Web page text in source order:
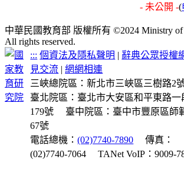
- 未公開 -(
中華民國教育部 版權所有 ©2024 Ministry of
All rights reserved.
::: 個資法及隱私聲明 | 辭典公眾授權
見交流 |網網相連
三峽總院區：新北市三峽區三樹路2
臺北院區：臺北市大安區和平東路一
179號
臺中院區：臺中市豐原區師
67號
電話總機：(02)7740-7890
傳真：
(02)7740-7064
TANet VoIP：9009-